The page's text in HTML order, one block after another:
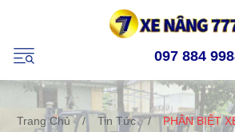
097 884
Trang Chủ / Tin Tức /
PHÂN BIỆT